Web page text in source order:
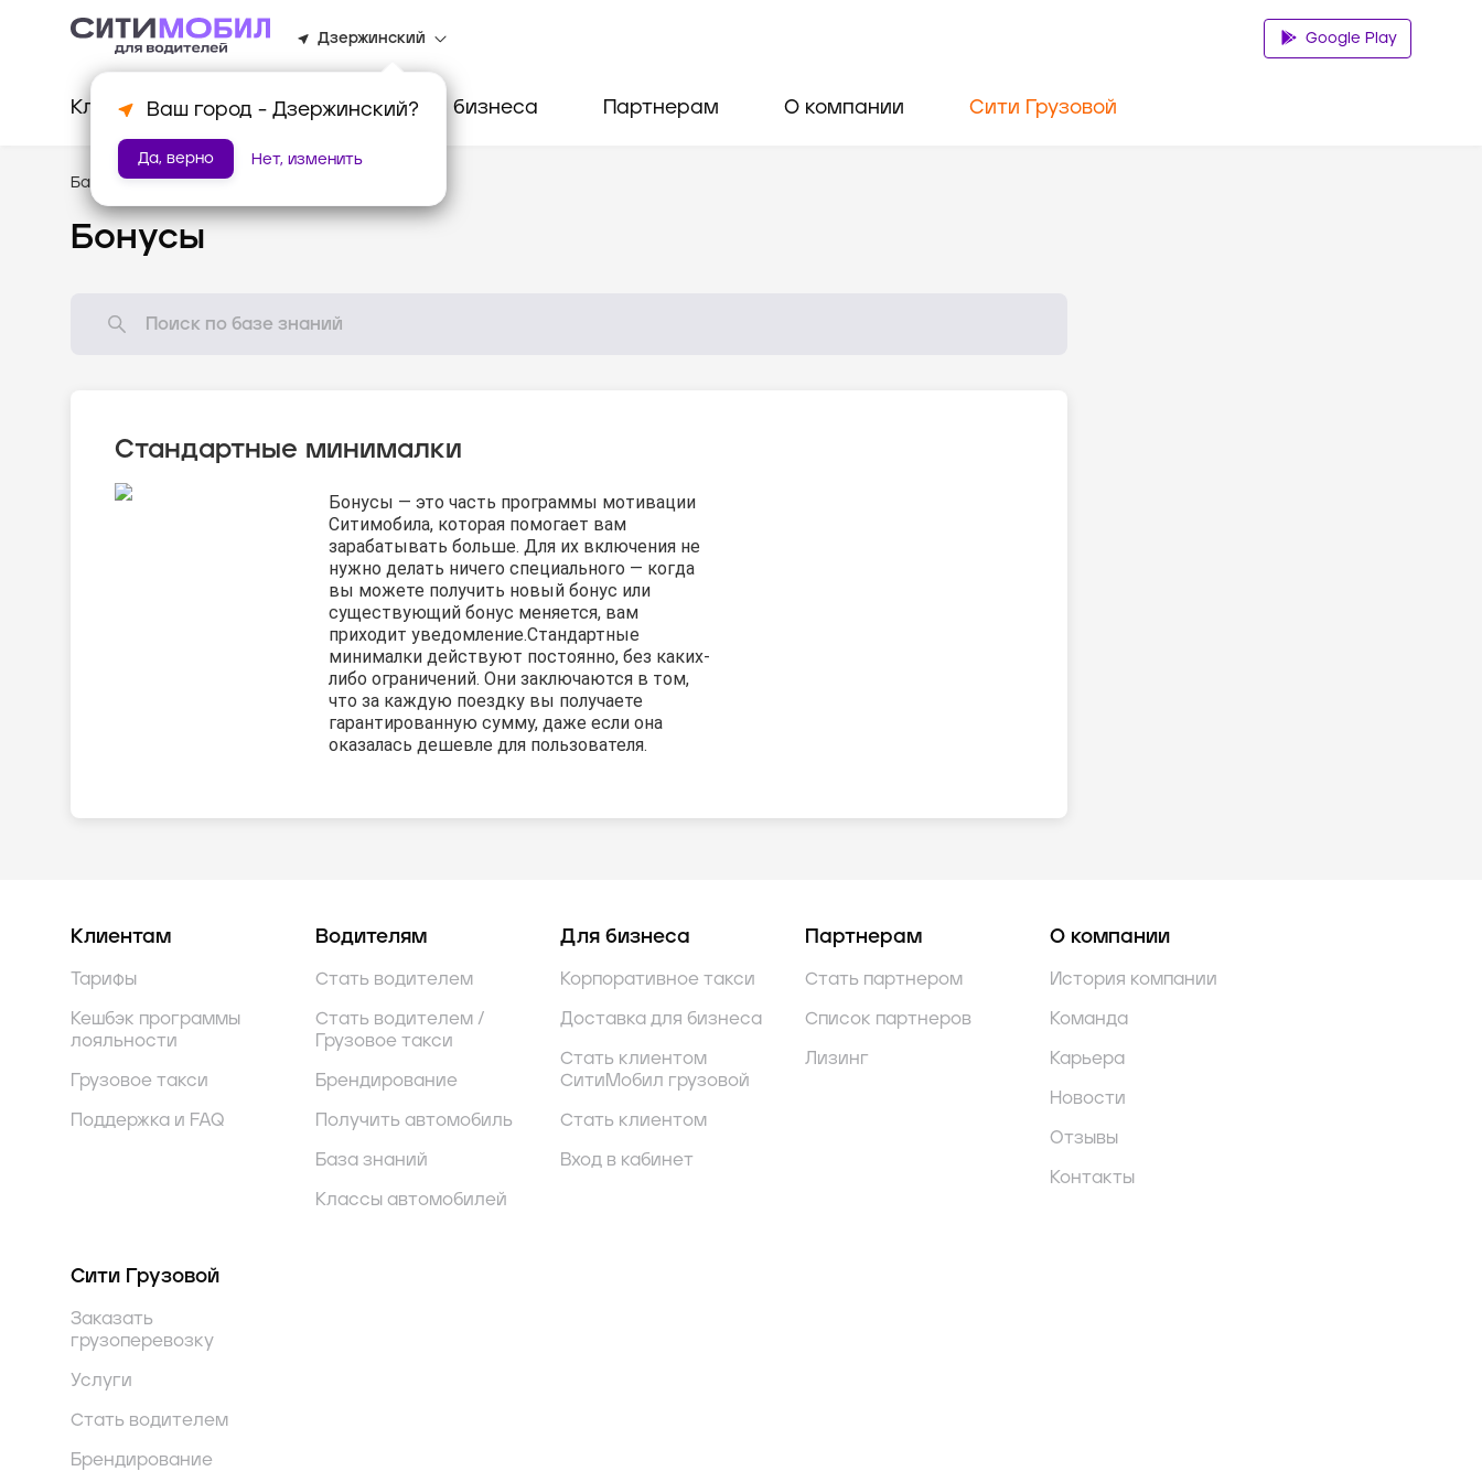
Дзержинский
Ваш город - Дзержинский?
Да, верно Нет, изменить
Google Play
Клиентам Водителям Для бизнеса Партнерам О компании Сити Грузовой
База знаний /Мотивация
Бонусы
Стандартные минималки
Бонусы — это часть программы мотивации
Ситимобила, которая помогает вам
зарабатывать больше. Для их включения не
нужно делать ничего специального — когда
вы можете получить новый бонус или
существующий бонус меняется, вам
приходит уведомление.Стандартные
минималки действуют постоянно, без каких-
либо ограничений. Они заключаются в том,
что за каждую поездку вы получаете
гарантированную сумму, даже если она
оказалась дешевле для пользователя.
Клиентам
Тарифы
Кешбэк программы
лояльности
Грузовое такси
Поддержка и FAQ
Водителям
Стать водителем
Стать водителем /
Грузовое такси
Брендирование
Получить автомобиль
База знаний
Классы автомобилей
Для бизнеса
Корпоративное такси
Доставка для бизнеса
Стать клиентом
СитиМобил грузовой
Стать клиентом
Вход в кабинет
Партнерам
Стать партнером
Список партнеров
Лизинг
О компании
История компании
Команда
Карьера
Новости
Отзывы
Контакты
Сити Грузовой
Заказать
грузоперевозку
Услуги
Стать водителем
Брендирование